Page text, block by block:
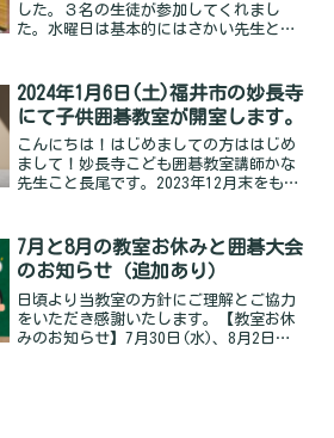
した。３名の生徒が参加してくれまし
た。水曜日は基本的にはさかい先生と私
所でやっておりまして（土曜日は子供の
み）、みなさん孫を見るようRead
more...
2024年1月6日(土)福井市の妙長寺
にて子供囲碁教室が開室します。
こんにちは！はじめましての方ははじめ
まして！妙長寺こども囲碁教室講師かな
先生こと長尾です。2023年12月末をもっ
継続できることになりました。妙長寺は
福井棋院のすRead more...
7月と8月の教室お休みと囲碁大会
のお知らせ（追加あり）
日頃より当教室の方針にご理解とご協力
をいただき感謝いたします。【教室お休
みのお知らせ】7月30日(水)、8月2日